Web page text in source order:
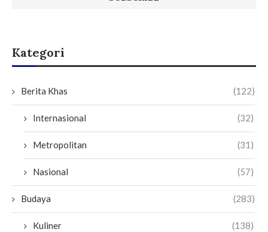
Kategori
Berita Khas (122)
Internasional (32)
Metropolitan (31)
Nasional (57)
Budaya (283)
Kuliner (138)